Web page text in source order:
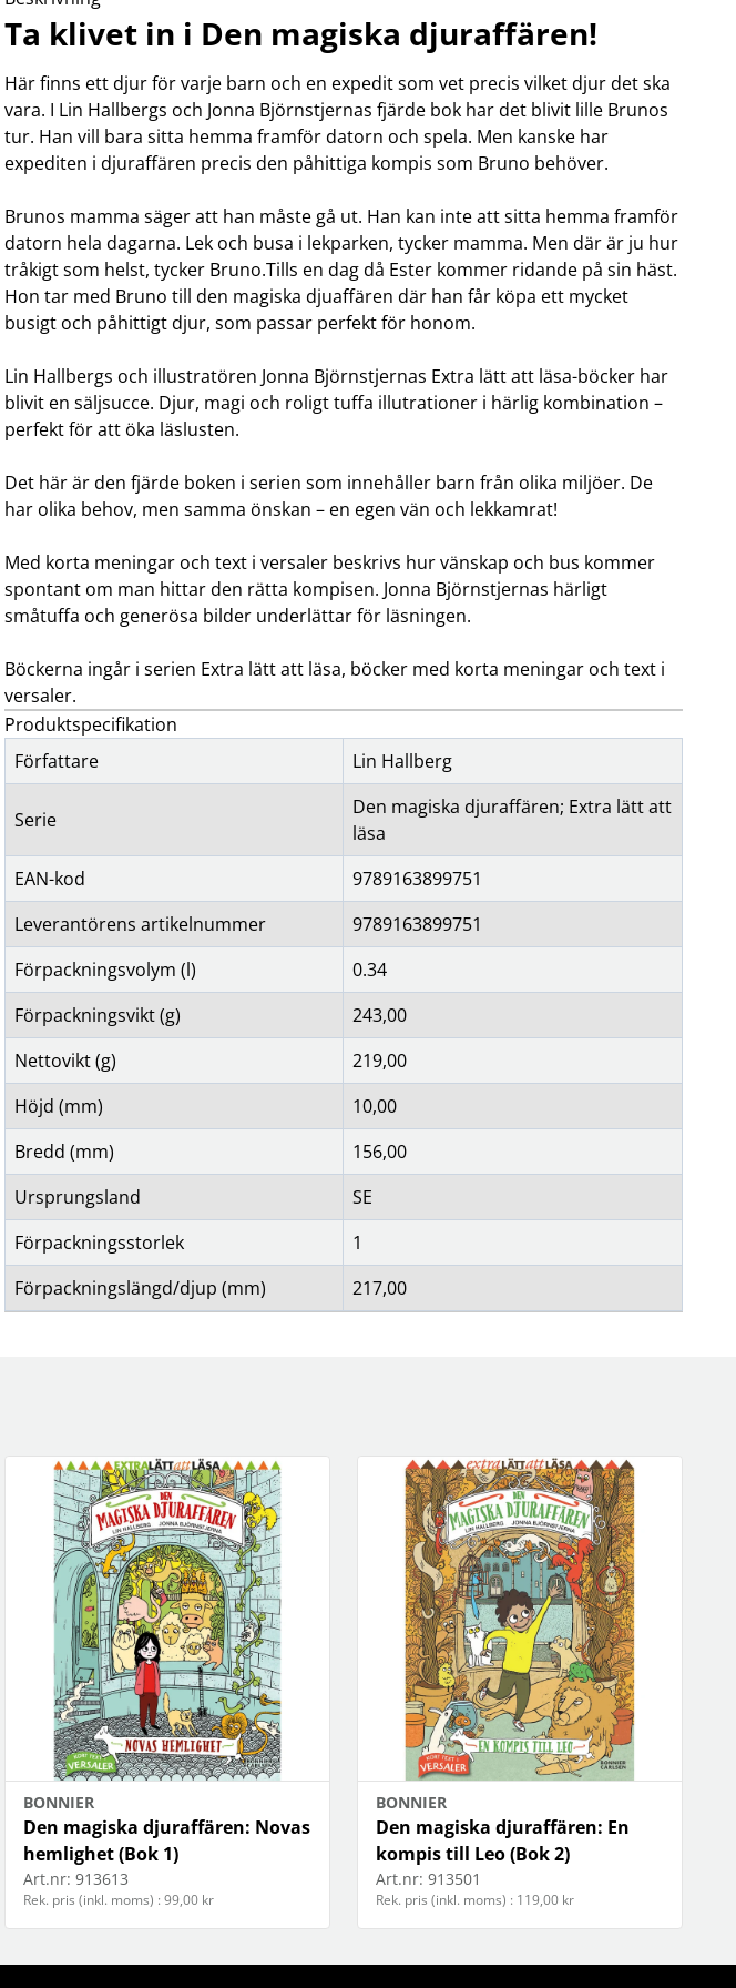
MARKETING
altec lansing
backbone
golla
hama
happy plugs
MOBIL
biltillbehör
foto & video
gps
headset
hållare
SMARTA HEM
garage och portkontroll
kamera och tillbehör
sensorer och väggkontakter
smart belysning
temperaturstyrning
VIDEO
actionkameror
bilkameror
drönare
filter
follow-focus
Ta klivet in i Den magiska djuraffären!
Här finns ett djur för varje barn och en expedit som vet precis vilket djur det ska
vara. I Lin Hallbergs och Jonna Björnstjernas fjärde bok har det blivit lille Brunos
tur. Han vill bara sitta hemma framför datorn och spela. Men kanske har
expediten i djuraffären precis den påhittiga kompis som Bruno behöver.
Brunos mamma säger att han måste gå ut. Han kan inte att sitta hemma framför
datorn hela dagarna. Lek och busa i lekparken, tycker mamma. Men där är ju hur
tråkigt som helst, tycker Bruno.Tills en dag då Ester kommer ridande på sin häst.
Hon tar med Bruno till den magiska djuaffären där han får köpa ett mycket
busigt och påhittigt djur, som passar perfekt för honom.
Lin Hallbergs och illustratören Jonna Björnstjernas Extra lätt att läsa-böcker har
blivit en säljsucce. Djur, magi och roligt tuffa illutrationer i härlig kombination –
perfekt för att öka läslusten.
Det här är den fjärde boken i serien som innehåller barn från olika miljöer. De
har olika behov, men samma önskan – en egen vän och lekkamrat!
Med korta meningar och text i versaler beskrivs hur vänskap och bus kommer
spontant om man hittar den rätta kompisen. Jonna Björnstjernas härligt
småtuffa och generösa bilder underlättar för läsningen.
Böckerna ingår i serien Extra lätt att läsa, böcker med korta meningar och text i
versaler.
Produktspecifikation
Författare
Lin Hallberg
Serie
Den magiska djuraffären; Extra lätt att
läsa
EAN-kod
9789163899751
Leverantörens artikelnummer
9789163899751
Förpackningsvolym (l)
0.34
Förpackningsvikt (g)
243,00
Nettovikt (g)
219,00
Höjd (mm)
10,00
Bredd (mm)
156,00
Ursprungsland
SE
Förpackningsstorlek
1
Förpackningslängd/djup (mm)
217,00
BONNIER
Den magiska djuraffären: Novas
hemlighet (Bok 1)
Art.nr: 913613
Rek. pris (inkl. moms) : 99,00 kr
BONNIER
Den magiska djuraffären: En
kompis till Leo (Bok 2)
Art.nr: 913501
Rek. pris (inkl. moms) : 119,00 kr